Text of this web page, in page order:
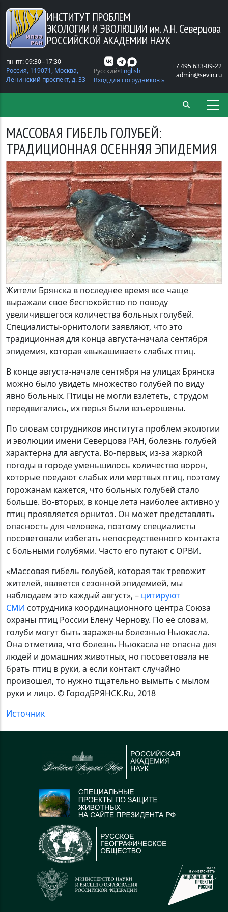
Перейти к основному содержанию
ИНСТИТУТ ПРОБЛЕМ
ЭКОЛОГИИ И ЭВОЛЮЦИИ им. А.Н. Северцова
РОССИЙСКОЙ АКАДЕМИИ НАУК
пн-пт: 09:30−17:30
Россия, 119071, Москва,
Ленинский проспект, д. 33
Русский English
Вход для сотрудников »
+7 495 633-09-22
admin@sevin.ru
МАССОВАЯ ГИБЕЛЬ ГОЛУБЕЙ:
ТРАДИЦИОННАЯ ОСЕННЯЯ ЭПИДЕМИЯ
Жители Брянска в последнее время все чаще
выражали свое беспокойство по поводу
увеличившегося количества больных голубей.
Специалисты-орнитологи заявляют, что это
традиционная для конца августа-начала сентября
эпидемия, которая «выкашивает» слабых птиц.
В конце августа-начале сентября на улицах Брянска
можно было увидеть множество голубей по виду
явно больных. Птицы не могли взлететь, с трудом
передвигались, их перья были взъерошены.
По словам сотрудников института проблем экологии
и эволюции имени Северцова РАН, болезнь голубей
характерна для августа. Во-первых, из-за жаркой
погоды в городе уменьшилось количество ворон,
которые поедают слабых или мертвых птиц, поэтому
горожанам кажется, что больных голубей стало
больше. Во-вторых, в конце лета наиболее активно у
птиц проявляется орнитоз. Он может представлять
опасность для человека, поэтому специалисты
посоветовали избегать непосредственного контакта
с больными голубями. Часто его путают с ОРВИ.
«Массовая гибель голубей, которая так тревожит
жителей, является сезонной эпидемией, мы
наблюдаем это каждый август», – цитируют
СМИ сотрудника координационного центра Союза
охраны птиц России Елену Чернову. По её словам,
голуби могут быть заражены болезнью Ньюкасла.
Она отметила, что болезнь Ньюкасла не опасна для
людей и домашних животных, но посоветовала не
брать птиц в руки, а если контакт случайно
произошел, то нужно тщательно вымыть с мылом
руки и лицо. © ГородБРЯНСК.Ru, 2018
Источник